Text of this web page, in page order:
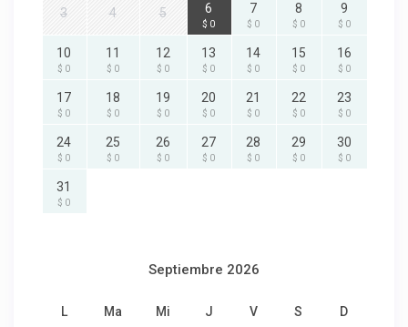
3 4 5 6
$ 0
7
$ 0
8
$ 0
9
$ 0
10
$ 0
11
$ 0
12
$ 0
13
$ 0
14
$ 0
15
$ 0
16
$ 0
17
$ 0
18
$ 0
19
$ 0
20
$ 0
21
$ 0
22
$ 0
23
$ 0
24
$ 0
25
$ 0
26
$ 0
27
$ 0
28
$ 0
29
$ 0
30
$ 0
31
$ 0
Septiembre 2026
L Ma Mi J V S D